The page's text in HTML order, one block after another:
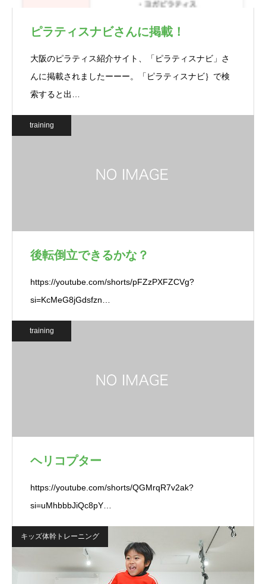
ピラティスナビさんに掲載！
大阪のピラティス紹介サイト、「ピラティスナビ」さ
んに掲載されましたーーー。「ピラティスナビ｝で検
索すると出…
training
後転倒立できるかな？
https://youtube.com/shorts/pFZzPXFZCVg?
si=KcMeG8jGdsfzn…
training
ヘリコプター
https://youtube.com/shorts/QGMrqR7v2ak?
si=uMhbbbJiQc8pY…
キッズ体幹トレーニング